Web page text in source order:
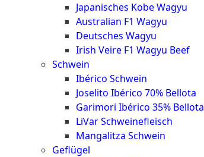
Japanisches Kobe Wagyu
Australian F1 Wagyu
Deutsches Wagyu
Irish Veire F1 Wagyu Beef
Schwein
Ibérico Schwein
Joselito Ibérico 70% Bellota
Garimori Ibérico 35% Bellota
LiVar Schweinefleisch
Mangalitza Schwein
Geflügel